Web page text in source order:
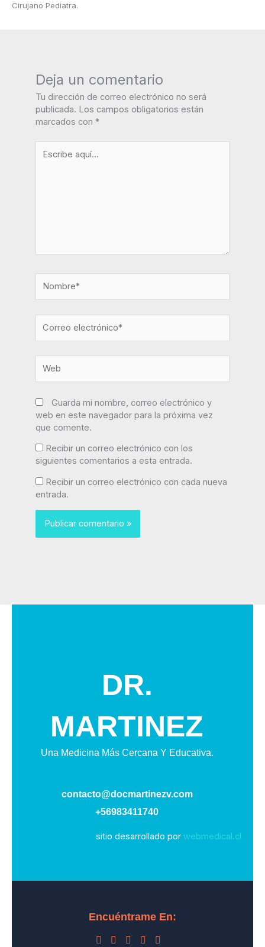
Cirujano Pediatra.
Deja un comentario
Tu dirección de correo electrónico no será
publicada. Los campos obligatorios están
marcados con *
aquí...
electrónico*
Guarda mi nombre, correo electrónico y
web en este navegador para la próxima vez
que comente.
Recibir un correo electrónico con los
siguientes comentarios a esta entrada.
Recibir un correo electrónico con cada nueva
entrada.
DR.
MARTINEZ
Una Medicina Más Cercana Y Educativa.
contacto@docmartinezv.com
+56983411740
sitio desarrollado por webmedical.cl
Encuéntrame En: